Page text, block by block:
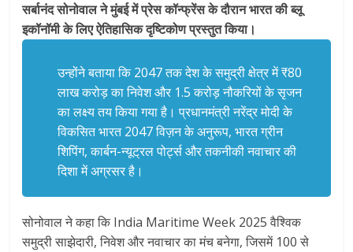
सर्बानंद सोनोवाल ने मुंबई में प्रेस कॉन्फ्रेंस के दौरान भारत की ब्लू
इकॉनॉमी के लिए ऐतिहासिक दृष्टिकोण प्रस्तुत किया।
उन्होंने बताया कि 2047 तक देश के समुद्री क्षेत्र में ₹80
लाख करोड़ का निवेश और 1.5 करोड़ नौकरियों के सृजन
का लक्ष्य तय किया गया है। प्रधानमंत्री नरेंद्र मोदी के
विकसित भारत 2047 विज़न के अनुरूप, भारत ग्रीन
शिपिंग, कार्बन-न्यूट्रल पोर्ट्स और तकनीकी नवाचार की
दिशा में अग्रसर है।
सोनोवाल ने कहा कि India Maritime Week 2025 वैश्विक
समुद्री साझेदारी, निवेश और नवाचार का मंच बनेगा, जिसमें 100 से